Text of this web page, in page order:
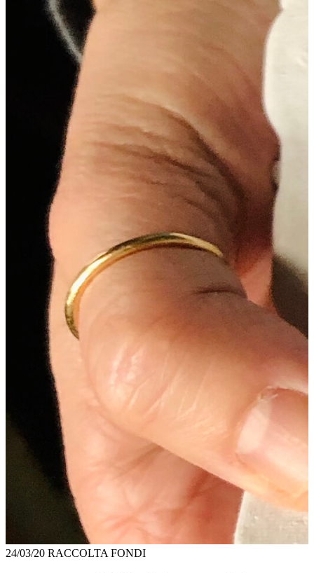
24/03/20 RACCOLTA FONDI